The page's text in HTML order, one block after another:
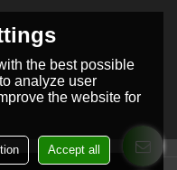
the best possible
analyze user
the website for
Accept all